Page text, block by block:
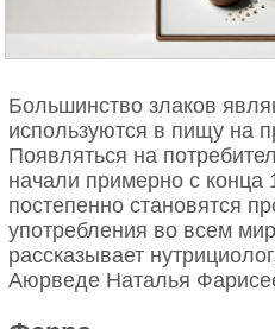
Большинство злаков
используются в пищу на
Появляться на
начали примерно с конца
постепенно становятся
употребления во всем
рассказывает
Аюрведе Наталья